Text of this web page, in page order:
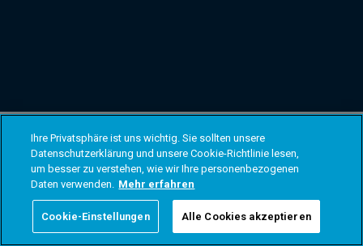
Ihre Privatsphäre ist uns wichtig. Sie sollten unsere
Datenschutzerklärung und unsere Cookie-Richtlinie lesen,
um besser zu verstehen, wie wir Ihre personenbezogenen
Daten verwenden. Mehr erfahren
Cookie-Einstellungen Alle Cookies akzeptieren